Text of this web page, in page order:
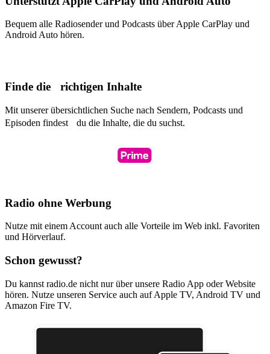
Bequem alle Radiosender und Podcasts über Apple CarPlay und
Android Auto hören.
Finde die richtigen Inhalte
Mit unserer übersichtlichen Suche nach Sendern, Podcasts und
Episoden findest du die Inhalte, die du suchst.
Radio ohne Werbung
Nutze mit einem Account auch alle Vorteile im Web inkl. Favoriten
und Hörverlauf.
Schon gewusst?
Du kannst radio.de nicht nur über unsere Radio App oder Website
hören. Nutze unseren Service auch auf Apple TV, Android TV und
Amazon Fire TV.